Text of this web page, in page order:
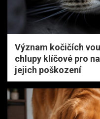
Význam kočičích
chlupy klíčové pro
jejich poškození